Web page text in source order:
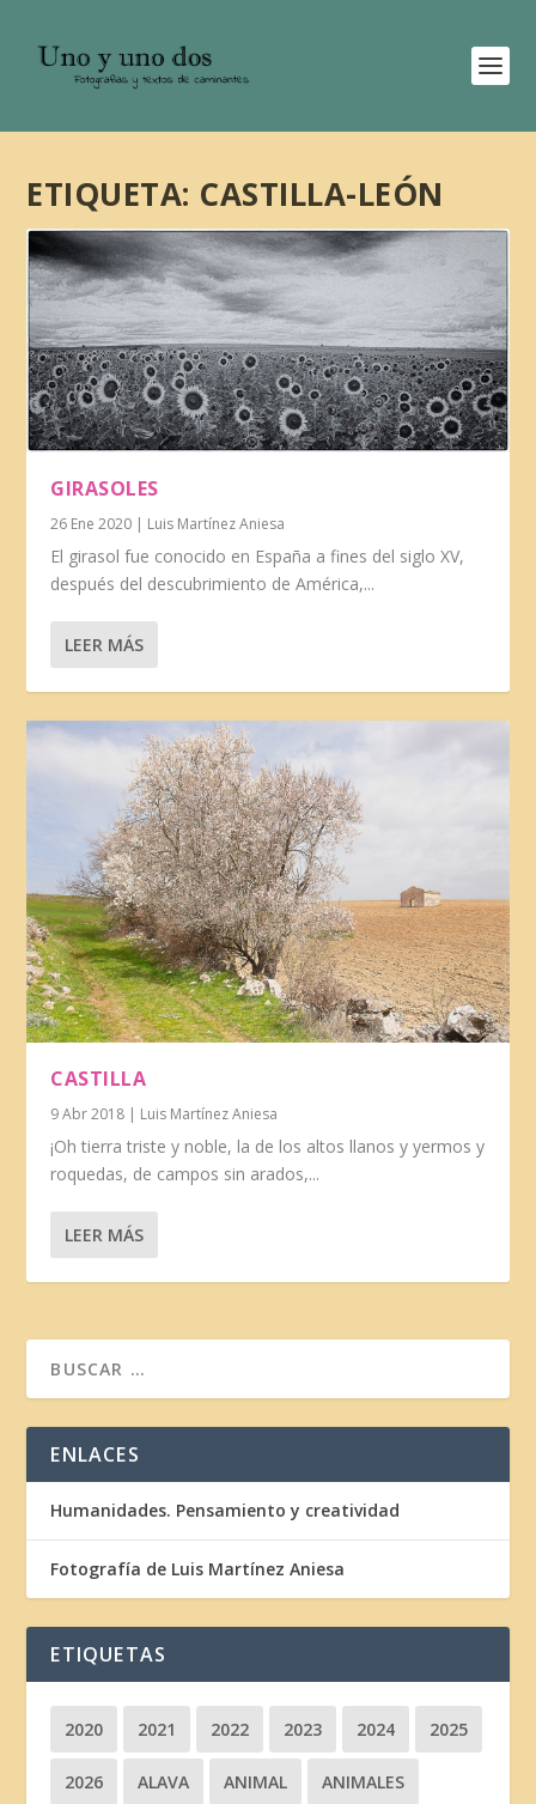
ETIQUETA: CASTILLA-LEÓN
GIRASOLES
26 Ene 2020 | Luis Martínez Aniesa
El girasol fue conocido en España a fines del siglo XV,
después del descubrimiento de América,...
LEER MÁS
CASTILLA
9 Abr 2018 | Luis Martínez Aniesa
¡Oh tierra triste y noble, la de los altos llanos y yermos y
roquedas, de campos sin arados,...
LEER MÁS
ENLACES
Humanidades. Pensamiento y creatividad
Fotografía de Luis Martínez Aniesa
ETIQUETAS
2020 2021 2022 2023 2024 2025
2026 ALAVA ANIMAL ANIMALES